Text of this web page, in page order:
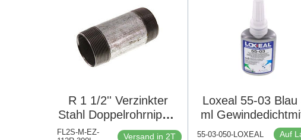
R 1 1/2'' Verzinkter
Stahl Doppelrohrnippel
50 bar DIN 2982 -
FL2S-M-EZ-
Versand in 2T
Loxeal 55-03 Blau
ml
55-03-050-LOXEAL Auf